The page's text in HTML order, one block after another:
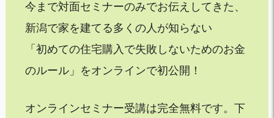
今まで対面セミナーのみでお伝えしてきた、
新潟で家を建てる多くの人が知らない
「初めての住宅購入で失敗しないためのお金
のルール」をオンラインで初公開！
オンラインセミナー受講は完全無料です。下